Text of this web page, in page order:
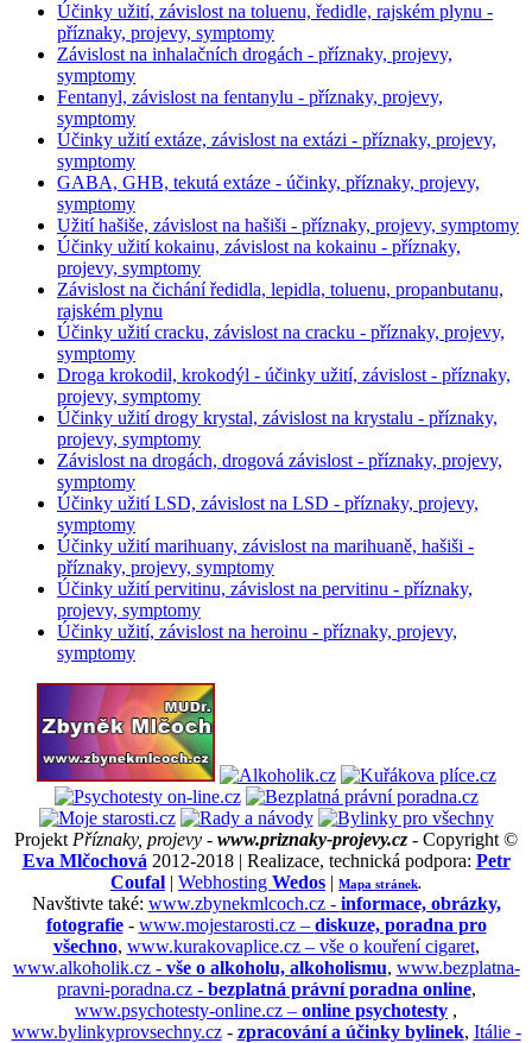
Účinky užití, závislost na toluenu, ředidle, rajském plynu -
příznaky, projevy, symptomy
Závislost na inhalačních drogách - příznaky, projevy,
symptomy
Fentanyl, závislost na fentanylu - příznaky, projevy,
symptomy
Účinky užití extáze, závislost na extázi - příznaky, projevy,
symptomy
GABA, GHB, tekutá extáze - účinky, příznaky, projevy,
symptomy
Užití hašiše, závislost na hašiši - příznaky, projevy, symptomy
Účinky užití kokainu, závislost na kokainu - příznaky,
projevy, symptomy
Závislost na čichání ředidla, lepidla, toluenu, propanbutanu,
rajském plynu
Účinky užití cracku, závislost na cracku - příznaky, projevy,
symptomy
Droga krokodil, krokodýl - účinky užití, závislost - příznaky,
projevy, symptomy
Účinky užití drogy krystal, závislost na krystalu - příznaky,
projevy, symptomy
Závislost na drogách, drogová závislost - příznaky, projevy,
symptomy
Účinky užití LSD, závislost na LSD - příznaky, projevy,
symptomy
Účinky užití marihuany, závislost na marihuaně, hašiši -
příznaky, projevy, symptomy
Účinky užití pervitinu, závislost na pervitinu - příznaky,
projevy, symptomy
Účinky užití, závislost na heroinu - příznaky, projevy,
symptomy
ProjektPříznaky, projevy - www.priznaky-projevy.cz - Copyright ©
Eva Mlčochová2012-2018 | Realizace, technická podpora: Petr
Coufal | Webhosting Wedos | Mapa stránek.
Navštivte také: www.zbynekmlcoch.cz - informace, obrázky,
fotografie- www.mojestarosti.cz – diskuze, poradna pro
všechno, www.kurakovaplice.cz – vše o kouření cigaret,
www.alkoholik.cz - vše o alkoholu, alkoholismu, www.bezplatna-
pravni-poradna.cz - bezplatná právní poradna online,
www.psychotesty-online.cz – online psychotesty ,
www.bylinkyprovsechny.cz- zpracování a účinky bylinek, Itálie -